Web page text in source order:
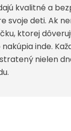
kvalitné a
svoje deti. Ak
ktorej
inde.
nielen